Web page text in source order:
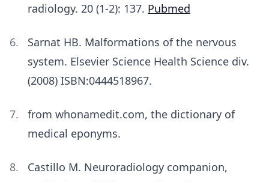
radiology. 20 (1-2): 137. Pubmed
Sarnat HB. Malformations of the nervous
system. Elsevier Science Health Science div.
(2008) ISBN:0444518967.
from whonamedit.com, the dictionary of
medical eponyms.
Castillo M. Neuroradiology companion,